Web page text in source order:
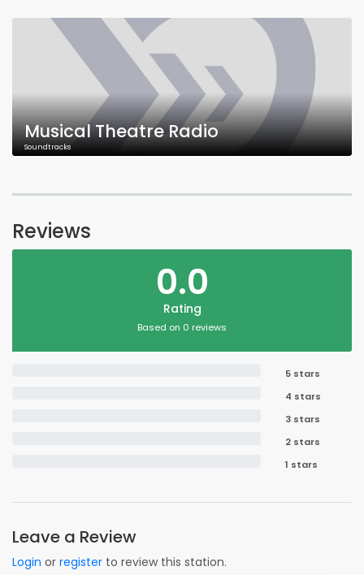
Musical Theatre Radio
Soundtracks
Reviews
0.0
Rating
Based on 0 reviews
5 stars
4 stars
3 stars
2 stars
1 stars
Leave a Review
Login or register to review this station.